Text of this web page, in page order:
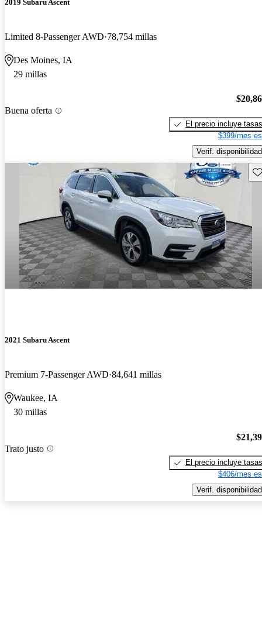
2019 Subaru Ascent
Limited 8-Passenger AWD 78,754 millas
Des Moines, IA
29 millas
Buena oferta
El precio incluye tasas
$399/mes
Verif. disponibilidad
2021 Subaru Ascent
Premium 7-Passenger AWD 84,641 millas
Waukee, IA
30 millas
Trato justo
El precio incluye tasas
$406/mes
Verif. disponibilidad